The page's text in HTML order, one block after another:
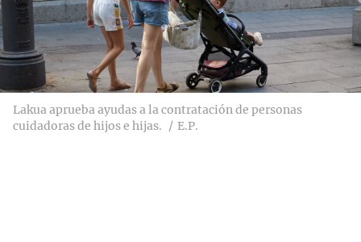
Lakua aprueba ayudas a la contratación de personas
cuidadoras de hijos e hijas.
E.P.